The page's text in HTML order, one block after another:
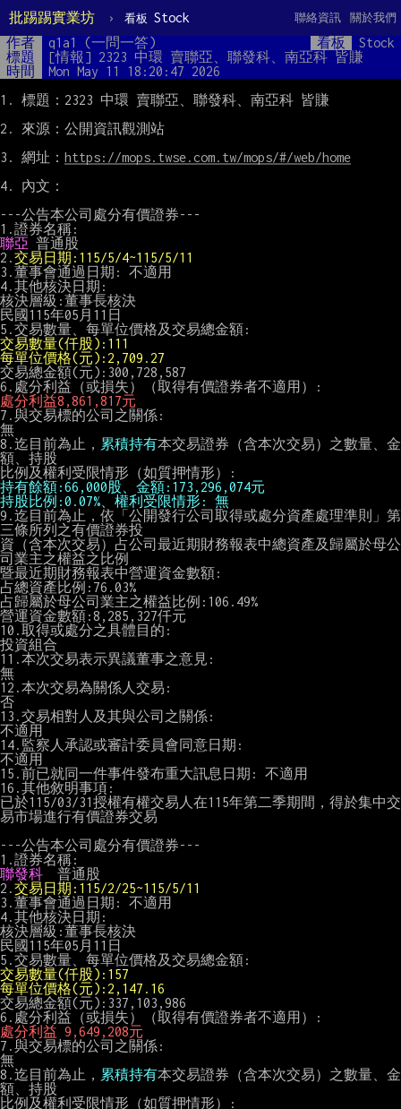
批踢踢實業坊 › 看板 Stock 關於我們
聯絡資訊
作者 q1a1 (一問一答) 看板
Stock
標題
[情報] 2323 中環 賣聯亞、聯發科、南亞科 皆賺
時間
Mon May 11 18:20:47 2026
1. 標題：2323 中環 賣聯亞、聯發科、南亞科 皆賺
2. 來源：公開資訊觀測站
3. 網址： https://mops.twse.com.tw/mops/#/web/home
4. 內文：
---公告本公司處分有價證券---
聯亞 普通股
2.交易日期:115/5/4~115/5/11
3.董事會通過日期: 不適用
4.其他核決日期:
核決層級:董事長核決
民國115年05月11日
交易數量(仟股):111
每單位價格(元):2,709.27
交易總金額(元):300,728,587
處分利益8,861,817元
7.與交易標的公司之關係:
無
8.迄目前為止， 累積持有本交易證券（含本次交易）之數量、金
額、持股
持有餘額:66,000股、金額:173,296,074元
持股比例:0.07%、權利受限情形: 無
9.迄目前為止，依「公開發行公司取得或處分資產處理準則」第
三條所列之有價證券投
資（含本次交易）占公司最近期財務報表中總資產及歸屬於母公
司業主之權益之比例
暨最近期財務報表中營運資金數額:
占總資產比例:76.03%
占歸屬於母公司業主之權益比例:106.49%
營運資金數額:8,285,327仟元
10.取得或處分之具體目的:
投資組合
11.本次交易表示異議董事之意見:
無
12.本次交易為關係人交易:
否
13.交易相對人及其與公司之關係:
不適用
14.監察人承認或審計委員會同意日期:
不適用
15.前已就同一件事件發布重大訊息日期: 不適用
16.其他敘明事項:
已於115/03/31授權有權交易人在115年第二季期間，得於集中交
易市場進行有價證券交易
---公告本公司處分有價證券---
聯發科
  普通股
2.交易日期:115/2/25~115/5/11
3.董事會通過日期: 不適用
4.其他核決日期:
核決層級:董事長核決
民國115年05月11日
交易數量(仟股):157
每單位價格(元):2,147.16
交易總金額(元):337,103,986
處分利益 9,649,208元
7.與交易標的公司之關係:
無
8.迄目前為止， 累積持有本交易證券（含本次交易）之數量、金
額、持股